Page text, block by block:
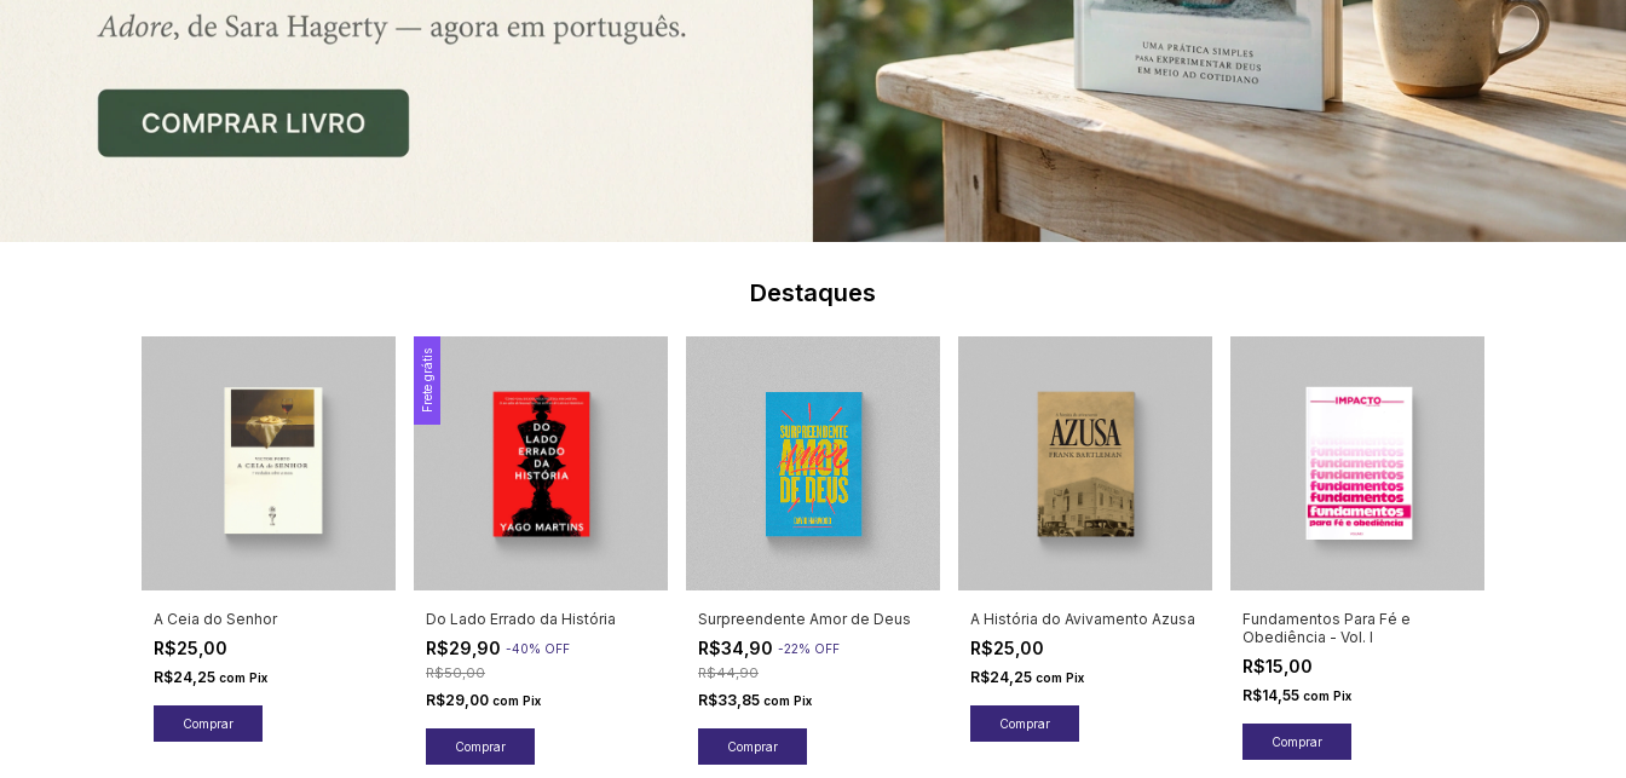
Destaques
A Ceia do Senhor
R$25,00
R$24,25 com Pix
Frete grátis
Do Lado Errado da História
R$29,90 -40% OFF
R$50,00
R$29,00 com Pix
Surpreendente Amor de Deus
R$34,90 -22% OFF
R$44,90
R$33,85 com Pix
A História do Avivamento Azusa
R$25,00
R$24,25 com Pix
Fundamentos Para Fé e
Obediência - Vol. I
R$15,00
R$14,55 com Pix